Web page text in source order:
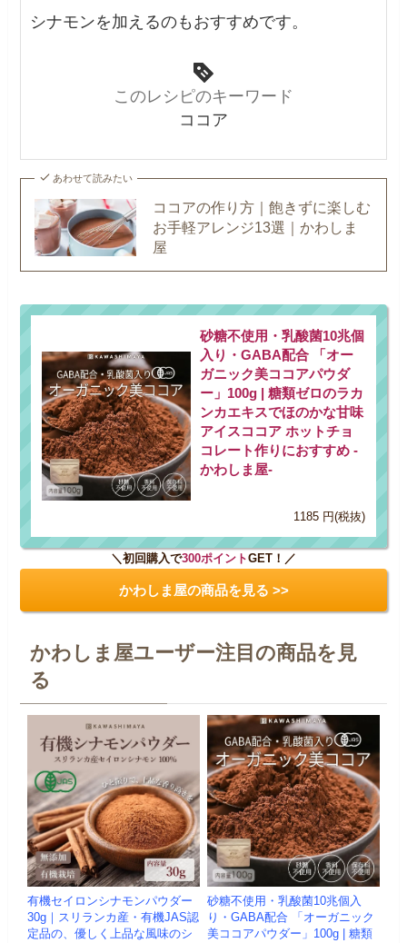
シナモンを加えるのもおすすめです。
このレシピのキーワード
ココア
あわせて読みたい
ココアの作り方｜飽きずに楽しむ
お手軽アレンジ13選｜かわしま
屋
砂糖不使用・乳酸菌10兆個
入り・GABA配合 「オー
ガニック美ココアパウダ
ー」100g | 糖類ゼロのラカ
ンカエキスでほのかな甘味
アイスココア ホットチョ
コレート作りにおすすめ -
かわしま屋-
1185 円(税抜)
＼初回購入で300ポイントGET！／
かわしま屋の商品を見る >>
かわしま屋ユーザー注目の商品を見
る
有機セイロンシナモンパウダー
30g｜スリランカ産・有機JAS認
定品の、優しく上品な風味のシ
砂糖不使用・乳酸菌10兆個入
り・GABA配合 「オーガニック
美ココアパウダー」100g | 糖類